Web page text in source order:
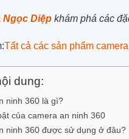
Ngọc Diệp khám phá các
Tất cả các sản phẩm
dung:
ninh 360 là gì?
của camera an ninh 360
ninh 360 được sử dụng ở đâu?